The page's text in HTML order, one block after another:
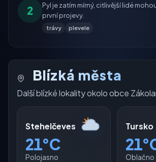
2
Pyl je zatím mírný, citlivější lidé
první projevy.
trávy plevele
Blízká města
Další blízké lokality okolo obce
Stehelčeves
21°C
Polojasno
Tursko
Oblačno